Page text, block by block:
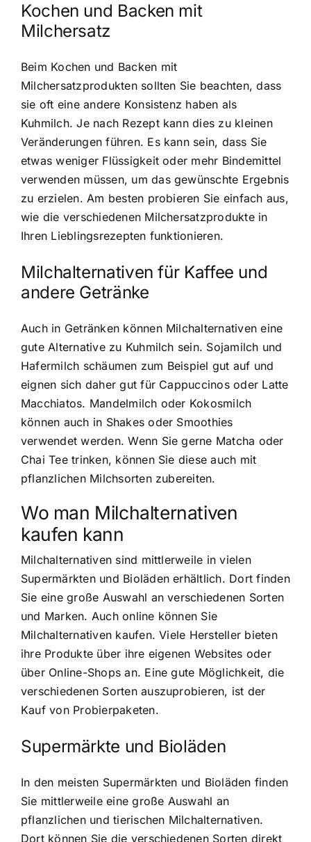
Kochen und Backen mit
Milchersatz
Beim Kochen und Backen mit
Milchersatzprodukten sollten Sie beachten, dass
sie oft eine andere Konsistenz haben als
Kuhmilch. Je nach Rezept kann dies zu kleinen
Veränderungen führen. Es kann sein, dass Sie
etwas weniger Flüssigkeit oder mehr Bindemittel
verwenden müssen, um das gewünschte Ergebnis
zu erzielen. Am besten probieren Sie einfach aus,
wie die verschiedenen Milchersatzprodukte in
Ihren Lieblingsrezepten funktionieren.
Milchalternativen für Kaffee und
andere Getränke
Auch in Getränken können Milchalternativen eine
gute Alternative zu Kuhmilch sein. Sojamilch und
Hafermilch schäumen zum Beispiel gut auf und
eignen sich daher gut für Cappuccinos oder Latte
Macchiatos. Mandelmilch oder Kokosmilch
können auch in Shakes oder Smoothies
verwendet werden. Wenn Sie gerne Matcha oder
Chai Tee trinken, können Sie diese auch mit
pflanzlichen Milchsorten zubereiten.
Wo man Milchalternativen
kaufen kann
Milchalternativen sind mittlerweile in vielen
Supermärkten und Bioläden erhältlich. Dort finden
Sie eine große Auswahl an verschiedenen Sorten
und Marken. Auch online können Sie
Milchalternativen kaufen. Viele Hersteller bieten
ihre Produkte über ihre eigenen Websites oder
über Online-Shops an. Eine gute Möglichkeit, die
verschiedenen Sorten auszuprobieren, ist der
Kauf von Probierpaketen.
Supermärkte und Bioläden
In den meisten Supermärkten und Bioläden finden
Sie mittlerweile eine große Auswahl an
pflanzlichen und tierischen Milchalternativen.
Dort können Sie die verschiedenen Sorten direkt